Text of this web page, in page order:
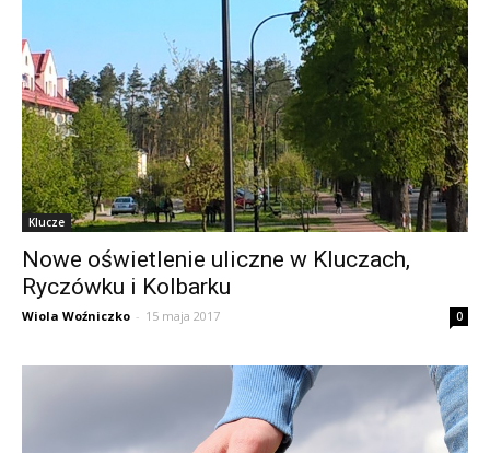
Klucze
Nowe oświetlenie uliczne w Kluczach,
Ryczówku i Kolbarku
Wiola Woźniczko - 15 maja 2017 0